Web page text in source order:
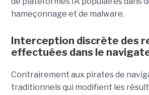
hameçonnage et de malware.
Interception discrète des
effectuées dans le
Contrairement aux pirates de
traditionnels qui modifient les